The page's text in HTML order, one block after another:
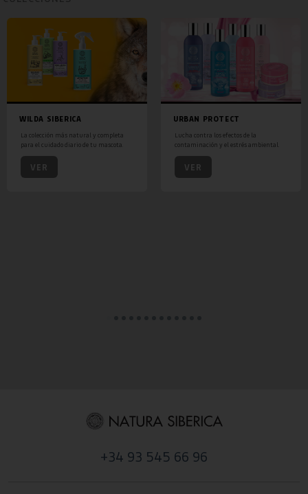
WILDA SIBERICA
La colección más natural y completa
para el cuidado diario de tu mascota.
VER
URBAN PROTECT
Lucha contra los efectos de la
contaminación y el estrés ambiental.
VER
+34 93 545 66 96